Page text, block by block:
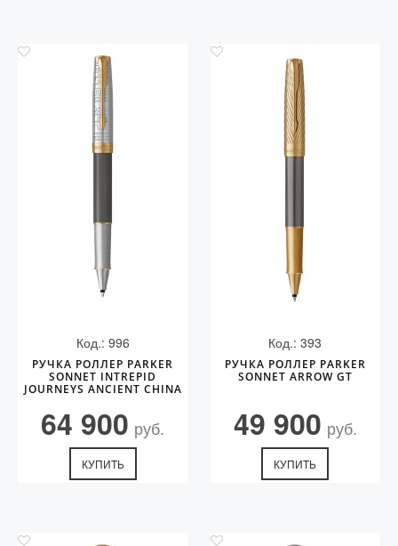
Код.: 996
РУЧКА РОЛЛЕР PARKER
SONNET INTREPID
JOURNEYS ANCIENT CHINA
64 900 руб.
КУПИТЬ
Код.: 393
РУЧКА РОЛЛЕР PARKER
SONNET ARROW GT
49 900 руб.
КУПИТЬ